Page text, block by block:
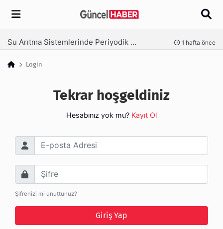
Arama
Su Arıtma Sistemlerinde Periyodik Bakım Neden Kritik? 1 hafta önce
Login
Tekrar hoşgeldiniz
Hesabınız yok mu? Kayıt Ol
E-posta Adresi
Şifre
Şifrenizi mi unuttunuz?
Giriş Yap